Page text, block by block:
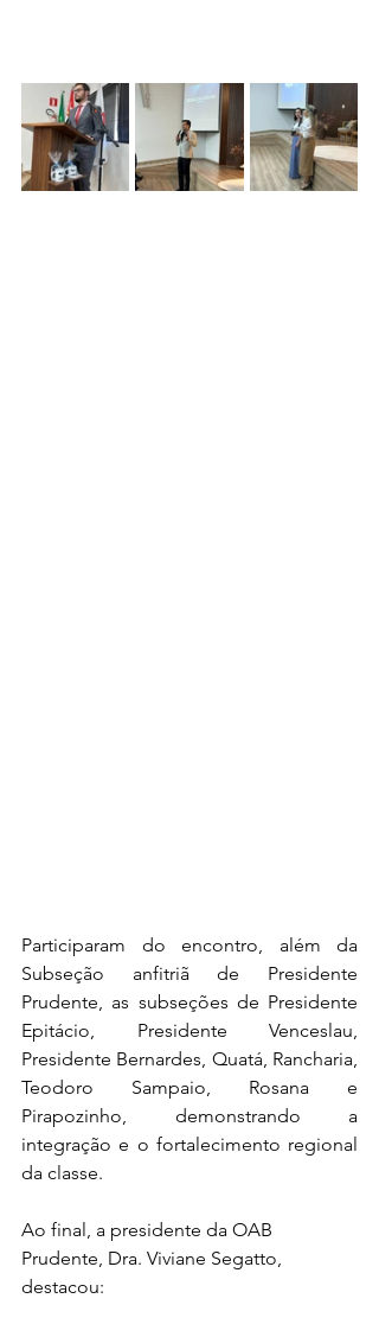
Participaram do encontro, além da
Subseção anfitriã de Presidente
Prudente, as subseções de Presidente
Epitácio, Presidente Venceslau,
Presidente Bernardes, Quatá, Rancharia,
Teodoro Sampaio, Rosana e
Pirapozinho, demonstrando a
integração e o fortalecimento regional
da classe.
Ao final, a presidente da OAB
Prudente, Dra. Viviane Segatto,
destacou: